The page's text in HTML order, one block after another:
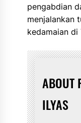
pengabdian
menjalankan
kedamaian di
ABOUT
ILYAS